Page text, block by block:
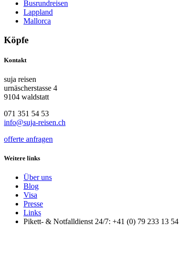
Busrundreisen
Lappland
Mallorca
Köpfe
Kontakt
suja reisen
urnäscherstasse 4
9104 waldstatt
071 351 54 53
info@suja-reisen.ch
offerte anfragen
Weitere links
Über uns
Blog
Visa
Presse
Links
Pikett- & Notfalldienst 24/7: +41 (0) 79 233 13 54